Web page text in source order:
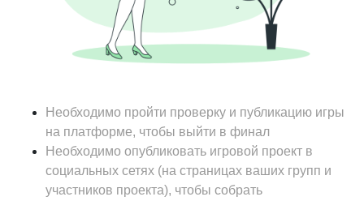
Необходимо пройти проверку и публикацию игры
на платформе, чтобы выйти в финал
Необходимо опубликовать игровой проект в
социальных сетях (на страницах ваших групп и
участников проекта), чтобы собрать